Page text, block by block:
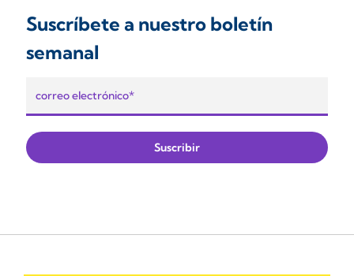
Suscríbete a nuestro boletín
semanal